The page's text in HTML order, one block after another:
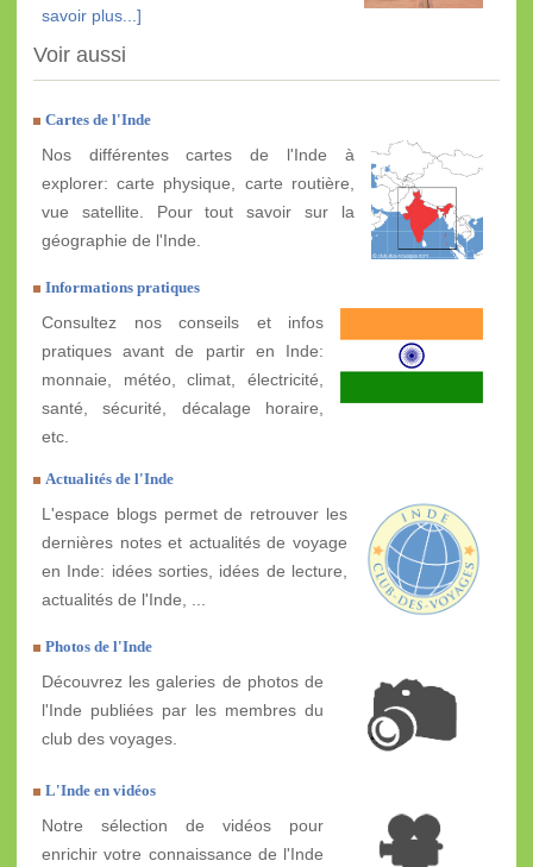
savoir plus...]
Voir aussi
Cartes de l'Inde
Nos différentes cartes de l'Inde à
explorer: carte physique, carte routière,
vue satellite. Pour tout savoir sur la
géographie de l'Inde.
Informations pratiques
Consultez nos conseils et infos
pratiques avant de partir en Inde:
monnaie, météo, climat, électricité,
santé, sécurité, décalage horaire,
etc.
Actualités de l'Inde
L'espace blogs permet de retrouver les
dernières notes et actualités de voyage
en Inde: idées sorties, idées de lecture,
actualités de l'Inde, ...
Photos de l'Inde
Découvrez les galeries de photos de
l'Inde publiées par les membres du
club des voyages.
L'Inde en vidéos
Notre sélection de vidéos pour
enrichir votre connaissance de l'Inde